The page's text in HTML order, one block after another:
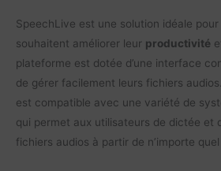
SpeechLive est une solution idéale
souhaitent améliorer leur productivité
plateforme est dotée d’une interface
de gérer facilement leurs fichiers
est compatible avec une variété de
qui permet aux utilisateurs de dictée et
fichiers audios à partir de n’importe quel